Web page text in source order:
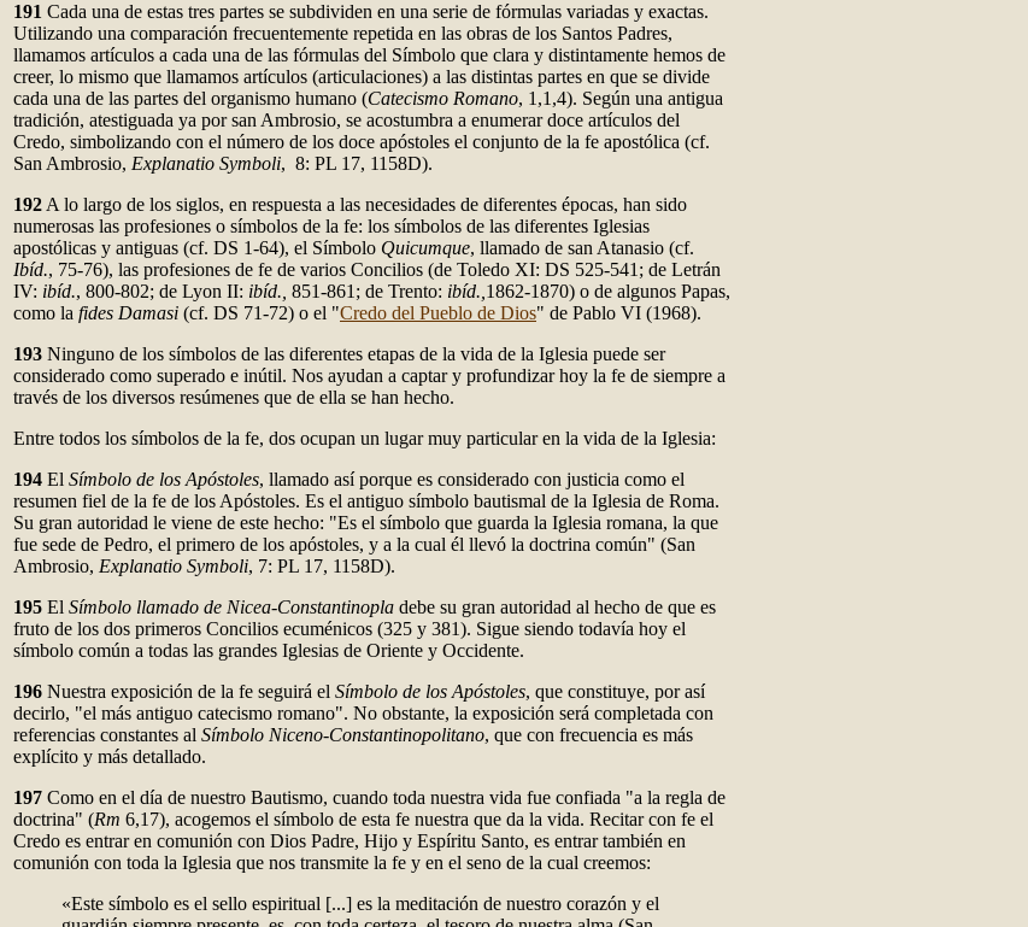
191 Cada una de estas tres partes se subdividen en una serie de fórmulas variadas y exactas.
Utilizando una comparación frecuentemente repetida en las obras de los Santos Padres,
llamamos artículos a cada una de las fórmulas del Símbolo que clara y distintamente hemos de
creer, lo mismo que llamamos artículos (articulaciones) a las distintas partes en que se divide
cada una de las partes del organismo humano (Catecismo Romano, 1,1,4). Según una antigua
tradición, atestiguada ya por san Ambrosio, se acostumbra a enumerar doce artículos del
Credo, simbolizando con el número de los doce apóstoles el conjunto de la fe apostólica (cf.
San Ambrosio, Explanatio Symboli, 8: PL 17, 1158D).
192 A lo largo de los siglos, en respuesta a las necesidades de diferentes épocas, han sido
numerosas las profesiones o símbolos de la fe: los símbolos de las diferentes Iglesias
apostólicas y antiguas (cf. DS 1-64), el Símbolo Quicumque, llamado de san Atanasio (cf.
Ibíd., 75-76), las profesiones de fe de varios Concilios (de Toledo XI: DS 525-541; de Letrán
IV: ibíd., 800-802; de Lyon II: ibíd., 851-861; de Trento: ibíd., 1862-1870) o de algunos Papas,
como la fides Damasi (cf. DS 71-72) o el "Credo del Pueblo de Dios" de Pablo VI (1968).
193 Ninguno de los símbolos de las diferentes etapas de la vida de la Iglesia puede ser
considerado como superado e inútil. Nos ayudan a captar y profundizar hoy la fe de siempre a
través de los diversos resúmenes que de ella se han hecho.
Entre todos los símbolos de la fe, dos ocupan un lugar muy particular en la vida de la Iglesia:
194 El Símbolo de los Apóstoles, llamado así porque es considerado con justicia como el
resumen fiel de la fe de los Apóstoles. Es el antiguo símbolo bautismal de la Iglesia de Roma.
Su gran autoridad le viene de este hecho: "Es el símbolo que guarda la Iglesia romana, la que
fue sede de Pedro, el primero de los apóstoles, y a la cual él llevó la doctrina común" (San
Ambrosio, Explanatio Symboli, 7: PL 17, 1158D).
195 El Símbolo llamado de Nicea-Constantinopla debe su gran autoridad al hecho de que es
fruto de los dos primeros Concilios ecuménicos (325 y 381). Sigue siendo todavía hoy el
símbolo común a todas las grandes Iglesias de Oriente y Occidente.
196 Nuestra exposición de la fe seguirá el Símbolo de los Apóstoles, que constituye, por así
decirlo, "el más antiguo catecismo romano". No obstante, la exposición será completada con
referencias constantes al Símbolo Niceno-Constantinopolitano, que con frecuencia es más
explícito y más detallado.
197 Como en el día de nuestro Bautismo, cuando toda nuestra vida fue confiada "a la regla de
doctrina" (Rm 6,17), acogemos el símbolo de esta fe nuestra que da la vida. Recitar con fe el
Credo es entrar en comunión con Dios Padre, Hijo y Espíritu Santo, es entrar también en
comunión con toda la Iglesia que nos transmite la fe y en el seno de la cual creemos:
«Este símbolo es el sello espiritual [...] es la meditación de nuestro corazón y el